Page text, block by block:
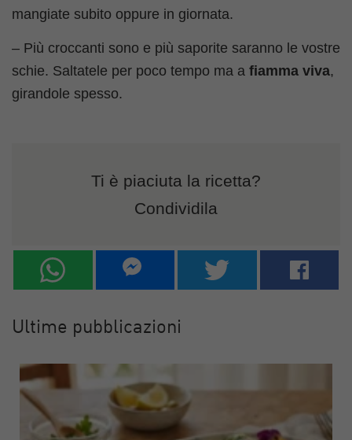
mangiate subito oppure in giornata.
– Più croccanti sono e più saporite saranno le vostre
schie. Saltatele per poco tempo ma a fiamma viva,
girandole spesso.
Ti è piaciuta la ricetta?
Condividila
Ultime pubblicazioni